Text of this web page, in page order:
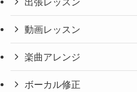
動画レッスン
楽曲アレンジ
ボーカル修正